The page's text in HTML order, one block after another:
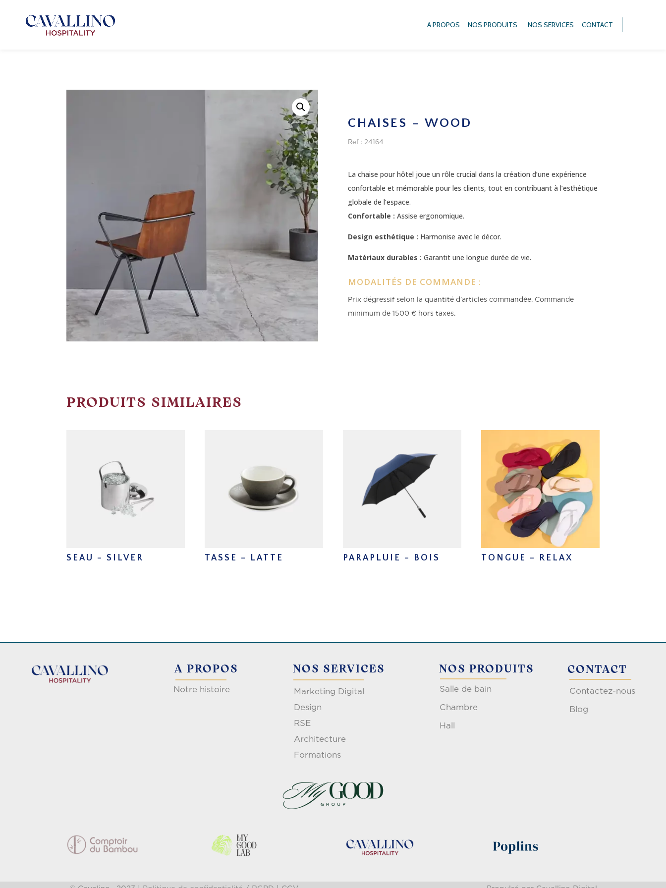
A PROPOS NOS PRODUITS NOS SERVICES CONTACT
CHAISES – WOOD
Ref : 24164
La chaise pour hôtel joue un rôle crucial dans la création d’une expérience
confortable et mémorable pour les clients, tout en contribuant à l’esthétique
globale de l’espace.
Confortable : Assise ergonomique.
Design esthétique : Harmonise avec le décor.
Matériaux durables : Garantit une longue durée de vie.
MODALITÉS DE COMMANDE :
Prix dégressif selon la quantité d’articles commandée. Commande
minimum de 1500 € hors taxes.
PRODUITS SIMILAIRES
SEAU – SILVER TASSE – LATTE PARAPLUIE – BOIS TONGUE – RELAX
A PROPOS
Notre histoire
NOS SERVICES
Marketing Digital
Design
RSE
Architecture
Formations
NOS PRODUITS
Salle de bain
Chambre
Hall
CONTACT
Contactez-nous
Blog